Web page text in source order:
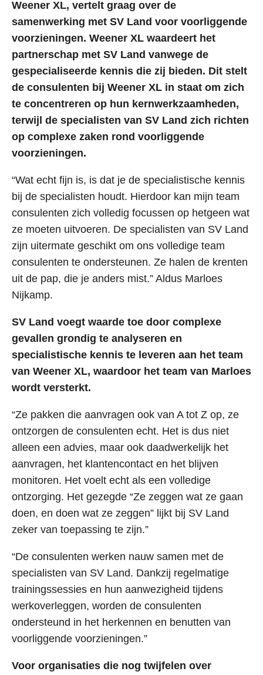
Opleidingen
Ik zoek iets voor mijn team
Verzuim & ERD
Adviseur Inzetbaarheid
Verzuimanalyse
Casemanagement WGA
Arbeidsdeskundig onderzoek
Casemanagement Ziektewet
Juridisch
Bezwaar en beroep
Uitvoering ZBO-procedure
Arbeidsrecht
Nieuw bedongen arbeid
Vaststellingsovereenkomst
Sociaal Domein
Sociaal Domein
Voorliggende Voorzieningen
Opleidingen en trainingen
Detachering
Search for:
Weener XL, vertelt graag over de
samenwerking met SV Land voor voorliggende
voorzieningen. Weener XL waardeert het
partnerschap met SV Land vanwege de
gespecialiseerde kennis die zij bieden. Dit stelt
de consulenten bij Weener XL in staat om zich
te concentreren op hun kernwerkzaamheden,
terwijl de specialisten van SV Land zich richten
op complexe zaken rond voorliggende
voorzieningen.
“Wat echt fijn is, is dat je de specialistische kennis
bij de specialisten houdt. Hierdoor kan mijn team
consulenten zich volledig focussen op hetgeen wat
ze moeten uitvoeren. De specialisten van SV Land
zijn uitermate geschikt om ons volledige team
consulenten te ondersteunen. Ze halen de krenten
uit de pap, die je anders mist.” Aldus Marloes
Nijkamp.
SV Land voegt waarde toe door complexe
gevallen grondig te analyseren en
specialistische kennis te leveren aan het team
van Weener XL, waardoor het team van Marloes
wordt versterkt.
“Ze pakken die aanvragen ook van A tot Z op, ze
ontzorgen de consulenten echt. Het is dus niet
alleen een advies, maar ook daadwerkelijk het
aanvragen, het klantencontact en het blijven
monitoren. Het voelt echt als een volledige
ontzorging. Het gezegde “Ze zeggen wat ze gaan
doen, en doen wat ze zeggen” lijkt bij SV Land
zeker van toepassing te zijn.”
“De consulenten werken nauw samen met de
specialisten van SV Land. Dankzij regelmatige
trainingssessies en hun aanwezigheid tijdens
werkoverleggen, worden de consulenten
ondersteund in het herkennen en benutten van
voorliggende voorzieningen.”
Voor organisaties die nog twijfelen over